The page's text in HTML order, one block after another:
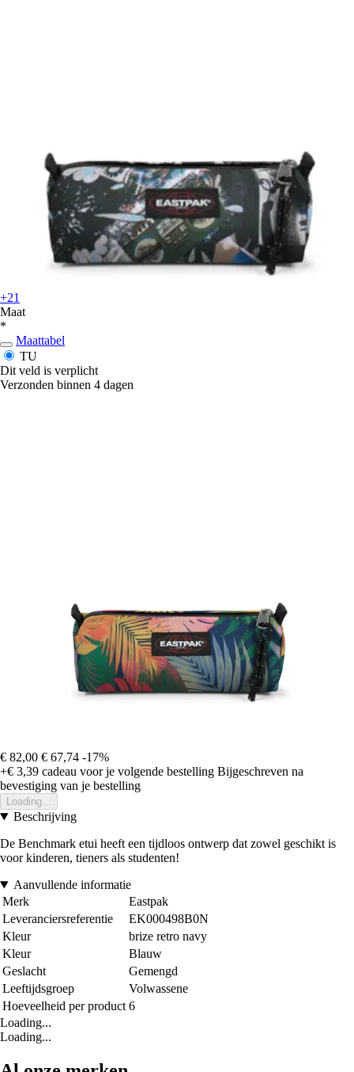
+21
Maat
*
Maattabel
TU
Dit veld is verplicht
Verzonden binnen 4 dagen
€ 82,00 € 67,74 -17%
+€ 3,39 cadeau voor je volgende bestelling Bijgeschreven na
bevestiging van je bestelling
Loading...
Beschrijving
De Benchmark etui heeft een tijdloos ontwerp dat zowel geschikt is
voor kinderen, tieners als studenten!
Aanvullende informatie
Merk
Eastpak
Leveranciersreferentie
EK000498B0N
Kleur
brize retro navy
Kleur
Blauw
Geslacht
Gemengd
Leeftijdsgroep
Volwassene
Hoeveelheid per product 6
Loading...
Loading...